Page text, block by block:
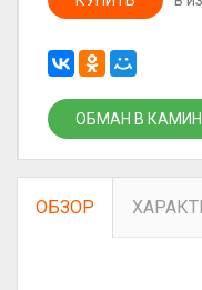
ОБМАН В
ОБЗОР